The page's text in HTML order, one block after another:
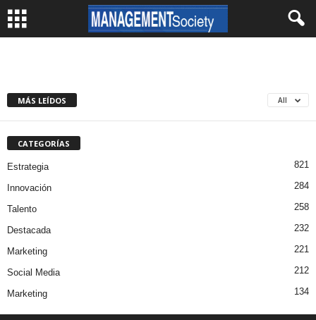
MÁS LEÍDOS All
CATEGORÍAS
Estrategia 821
Innovación 284
Talento 258
Destacada 232
Marketing 221
Social Media 212
Marketing 134